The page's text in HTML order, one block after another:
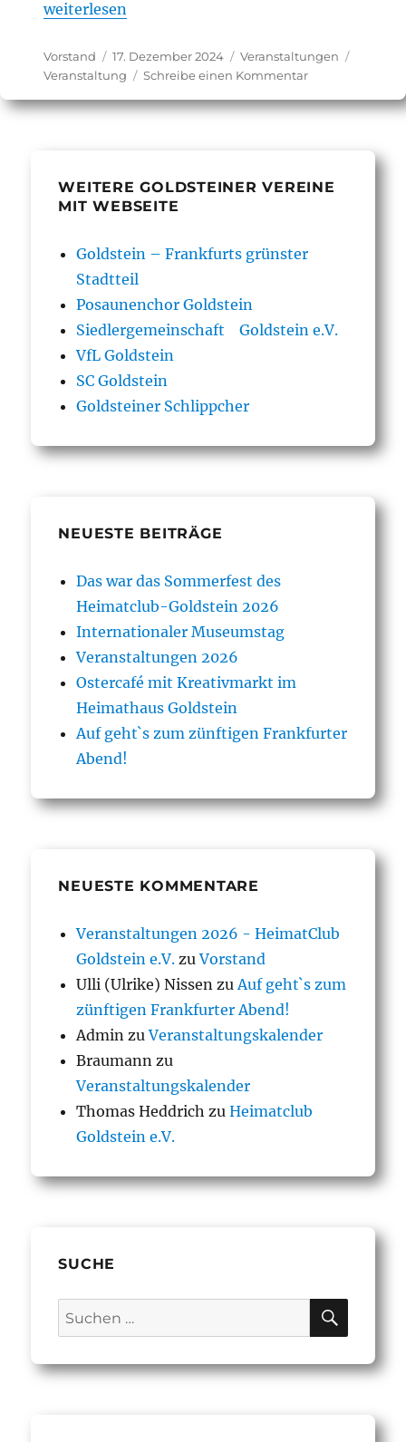
„Veranstaltungen 2025“
weiterlesen
Autor
Vorstand
Veröffentlicht
am
17. Dezember 2024 Kategorien
Veranstaltungen
Veranstaltung
Schreibe einen Kommentarzu
Veranstaltungen
2025
WEITERE GOLDSTEINER VEREINE
MIT WEBSEITE
Goldstein – Frankfurts grünster
Stadtteil
Posaunenchor Goldstein
Siedlergemeinschaft Goldstein e.V.
VfL Goldstein
SC Goldstein
Goldsteiner Schlippcher
NEUESTE BEITRÄGE
Das war das Sommerfest des
Heimatclub-Goldstein 2026
Internationaler Museumstag
Veranstaltungen 2026
Ostercafé mit Kreativmarkt im
Heimathaus Goldstein
Auf geht`s zum zünftigen Frankfurter
Abend!
NEUESTE KOMMENTARE
Veranstaltungen 2026 - HeimatClub
Goldstein e.V. zuVorstand
Ulli (Ulrike) Nissen zuAuf geht`s zum
zünftigen Frankfurter Abend!
Admin zuVeranstaltungskalender
Braumann zu
Veranstaltungskalender
Thomas Heddrich zuHeimatclub
Goldstein e.V.
SUCHE
Suchen
nach: